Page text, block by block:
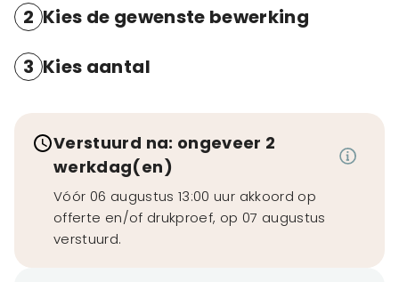
2 Kies de gewenste bewerking
3 Kies aantal
Verstuurd na: ongeveer 2
werkdag(en)
Vóór 06 augustus 13:00 uur akkoord op
offerte en/of drukproef, op 07 augustus
verstuurd.